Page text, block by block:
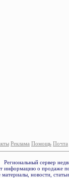
Реклама Помощь Почта
Региональный сервер
информацию о продаже
материалы, новости,